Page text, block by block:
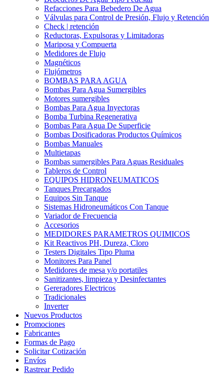
Refacciones Para Bebedero De Agua
Válvulas para Control de Presión, Flujo y Retención
Check | retención
Reductoras, Expulsoras y Limitadoras
Mariposa y Compuerta
Medidores de Flujo
Magnéticos
Flujómetros
BOMBAS PARA AGUA
Bombas Para Agua Sumergibles
Motores sumergibles
Bombas Para Agua Inyectoras
Bomba Turbina Regenerativa
Bombas Para Agua De Superficie
Bombas Dosificadoras Productos Químicos
Bombas Manuales
Multietapas
Bombas sumergibles Para Aguas Residuales
Tableros de Control
EQUIPOS HIDRONEUMATICOS
Tanques Precargados
Equipos Sin Tanque
Sistemas Hidroneumáticos Con Tanque
Variador de Frecuencia
Accesorios
MEDIDORES PARAMETROS QUIMICOS
Kit Reactivos PH, Dureza, Cloro
Testers Digitales Tipo Pluma
Monitores Para Panel
Medidores de mesa y/o portatiles
Sanitizantes, limpieza y Desinfectantes
Gereradores Electricos
Tradicionales
Inverter
Nuevos Productos
Promociones
Fabricantes
Formas de Pago
Solicitar Cotización
Envíos
Rastrear Pedido